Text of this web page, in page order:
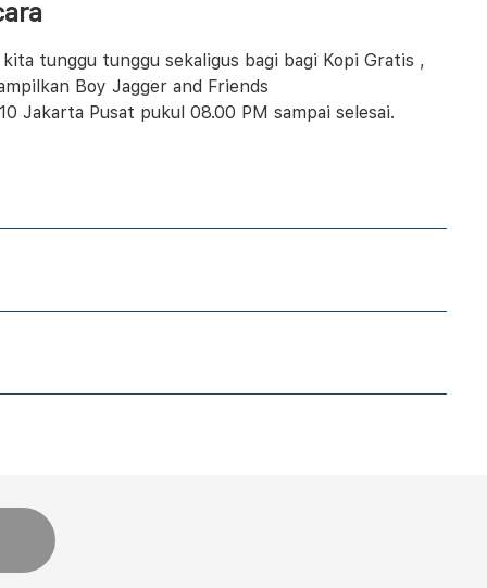
tunggu tunggu sekaligus bagi bagi Kopi Gratis ,
Boy Jagger and Friends
Jakarta Pusat pukul 08.00 PM sampai selesai.